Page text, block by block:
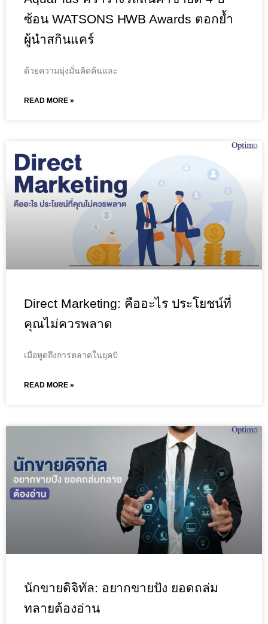
ซ้อน WATSONS HWB Awards ตอกย้ำ
ผู้นำสกินแคร์
ด้วยความมุ่งมั่นคิดค้นและ
READ MORE »
Direct Marketing: คืออะไร ประโยชน์ที่
คุณไม่ควรพลาด
เมื่อพูดถึงการตลาดในยุคปั
READ MORE »
นักขายดิจิทัล: อยากขายปัง ยอดถล่ม
ทลายต้องอ่าน